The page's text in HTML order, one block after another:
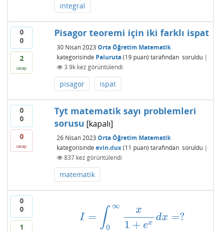
integral
0
0
2
cevap
Pisagor teoremi için iki farklı ispat
30 Nisan 2023 Orta Öğretim Matematik
kategorisinde Paluruta (19puan) tarafından soruldu |
3.9kkez görüntülendi
pisagor ispat
0
0
0
cevap
Tyt matematik sayı problemleri
sorusu [kapalı]
26 Nisan 2023 Orta Öğretim Matematik
kategorisinde evin.dux (11 puan) tarafından soruldu |
837kez görüntülendi
matematik
0
0
1
I = ∫ ∞
0
x
1 + ex dx =?
= x1+exdx=?